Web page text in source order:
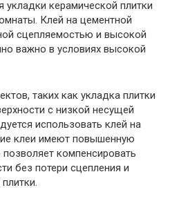
керамической плитки
Клей на цементной
сцепляемостью и высокой
важно в условиях высокой
таких как укладка плитки
с низкой несущей
использовать клей на
клеи имеют повышенную
компенсировать
без потери сцепления и